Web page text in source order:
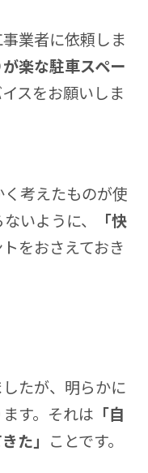
業者に依頼しま
楽な駐車スペー
スをお願いしま
考えたものが使
いように、
「快
をおさえておき
たが、明らかに
す。それは 「自
た」 ことです。